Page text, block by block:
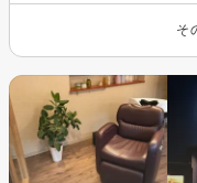
そ